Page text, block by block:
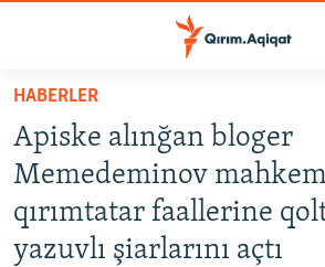
Esas
qaytmaq
Baş
navigatsiyağa
qaytmaq
Qıdıruvğa
HABERLER
SİYASET
İQTİSADİYAT
CEMİYET
HABERLER
Apiske alınğan bloger
Memedeminov
qırımtatar faallerine
yazuvlı şiarlarını açtı